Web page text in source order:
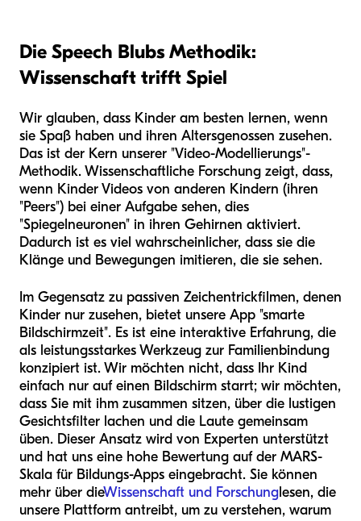
Die Speech Blubs Methodik:
Wissenschaft trifft Spiel
Wir glauben, dass Kinder am besten lernen, wenn
sie Spaß haben und ihren Altersgenossen zusehen.
Das ist der Kern unserer "Video-Modellierungs"-
Methodik. Wissenschaftliche Forschung zeigt, dass,
wenn Kinder Videos von anderen Kindern (ihren
"Peers") bei einer Aufgabe sehen, dies
"Spiegelneuronen" in ihren Gehirnen aktiviert.
Dadurch ist es viel wahrscheinlicher, dass sie die
Klänge und Bewegungen imitieren, die sie sehen.
Im Gegensatz zu passiven Zeichentrickfilmen, denen
Kinder nur zusehen, bietet unsere App "smarte
Bildschirmzeit". Es ist eine interaktive Erfahrung, die
als leistungsstarkes Werkzeug zur Familienbindung
konzipiert ist. Wir möchten nicht, dass Ihr Kind
einfach nur auf einen Bildschirm starrt; wir möchten,
dass Sie mit ihm zusammen sitzen, über die lustigen
Gesichtsfilter lachen und die Laute gemeinsam
üben. Dieser Ansatz wird von Experten unterstützt
und hat uns eine hohe Bewertung auf der MARS-
Skala für Bildungs-Apps eingebracht. Sie können
mehr über dieWissenschaft und Forschunglesen, die
unsere Plattform antreibt, um zu verstehen, warum